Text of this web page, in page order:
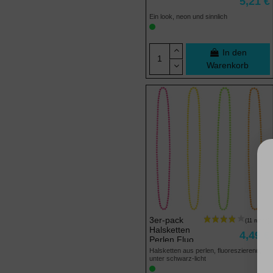
Ein look, neon und sinnlich
In den
Warenkorb
3er-pack
Halsketten
Perlen Fluo
4,49 €
Halsketten aus perlen, fluoreszierend,
unter schwarz-licht